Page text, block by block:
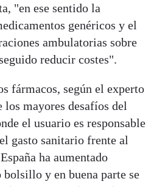
"en ese sentido la
genéricos y el
ambulatorias sobre
reducir costes".
fármacos, según el experto
los mayores desafíos del
el usuario es responsable
gasto sanitario frente al
ha aumentado
y en buena parte se